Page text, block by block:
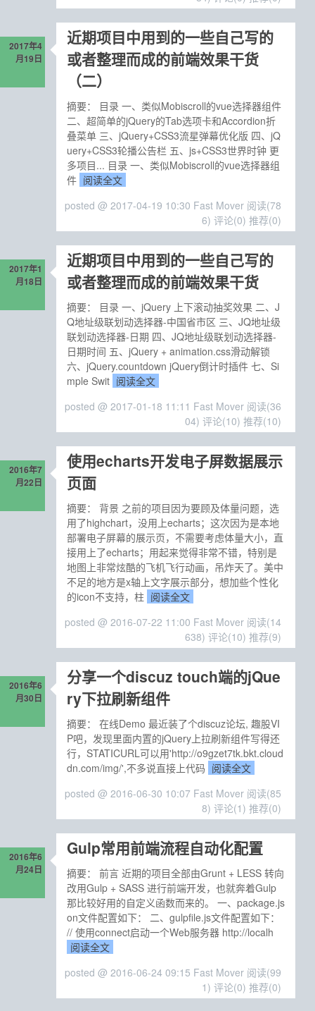
2017年4
月19日
近期项目中用到的一些自己写的
或者整理而成的前端效果干货
（二）
摘要： 目录 一、类似Mobiscroll的vue选择器组件
二、超简单的jQuery的Tab选项卡和Accordion折
叠菜单 三、jQuery+CSS3流星弹幕优化版 四、jQ
uery+CSS3轮播公告栏 五、js+CSS3世界时钟 更
多项目... 目录 一、类似Mobiscroll的vue选择器组
件 阅读全文
posted @ 2017-04-19 10:30 Fast Mover 阅读(78
6) 评论(0) 推荐(0)
2017年1
月18日
近期项目中用到的一些自己写的
或者整理而成的前端效果干货
摘要： 目录 一、jQuery 上下滚动抽奖效果 二、J
Q地址级联划动选择器-中国省市区 三、JQ地址级
联划动选择器-日期 四、JQ地址级联划动选择器-
日期时间 五、jQuery + animation.css滑动解锁
六、jQuery.countdown jQuery倒计时插件 七、Si
mple Swit 阅读全文
posted @ 2017-01-18 11:11 Fast Mover 阅读(36
04) 评论(10) 推荐(10)
2016年7
月22日
使用echarts开发电子屏数据展示
页面
摘要： 背景 之前的项目因为要顾及体量问题，选
用了highchart，没用上echarts；这次因为是本地
部署电子屏幕的展示页，不需要考虑体量大小，直
接用上了echarts；用起来觉得非常不错，特别是
地图上非常炫酷的飞机飞行动画，吊炸天了。美中
不足的地方是x轴上文字展示部分，想加些个性化
的icon不支持，柱 阅读全文
posted @ 2016-07-22 11:00 Fast Mover 阅读(14
638) 评论(10) 推荐(9)
2016年6
月30日
分享一个discuz touch端的jQue
ry下拉刷新组件
摘要： 在线Demo 最近装了个discuz论坛, 趣股VI
P吧，发现里面内置的jQuery上拉刷新组件写得还
行，STATICURL可以用'http://o9gzet7tk.bkt.cloud
dn.com/img/',不多说直接上代码 阅读全文
posted @ 2016-06-30 10:07 Fast Mover 阅读(85
8) 评论(1) 推荐(0)
2016年6
月24日
Gulp常用前端流程自动化配置
摘要： 前言 近期的项目全部由Grunt + LESS 转向
改用Gulp + SASS 进行前端开发，也就奔着Gulp
那比较好用的自定义函数而来的。 一、package.js
on文件配置如下： 二、gulpfile.js文件配置如下：
// 使用connect启动一个Web服务器 http://localh
阅读全文
posted @ 2016-06-24 09:15 Fast Mover 阅读(99
1) 评论(0) 推荐(0)